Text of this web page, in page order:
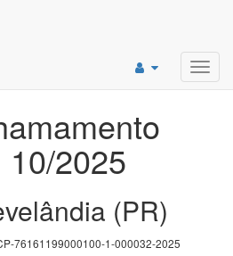
10/2025
(PR)
76161199000100-1-000032-2025